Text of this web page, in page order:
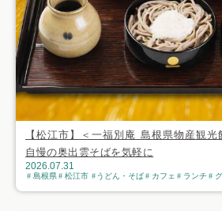
【松江市】＜一福別庵 島根県物産観光
自慢の奥出雲そばを気軽に
2026.07.31
島根県 松江市 うどん・そば カフェ ランチ